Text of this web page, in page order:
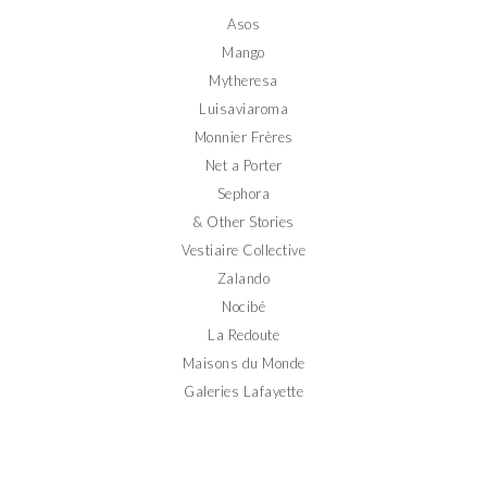
Asos
Mango
Mytheresa
Luisaviaroma
Monnier Frères
Net a Porter
Sephora
& Other Stories
Vestiaire Collective
Zalando
Nocibé
La Redoute
Maisons du Monde
Galeries Lafayette